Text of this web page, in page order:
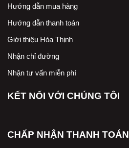
Hướng dẫn mua hàng
Hướng dẫn thanh toán
Giới thiệu Hòa Thịnh
Nhận chỉ đường
Nhận tư vấn miễn phí
KẾT NỐI VỚI CHÚNG TÔI
CHẤP NHẬN THANH TOÁN